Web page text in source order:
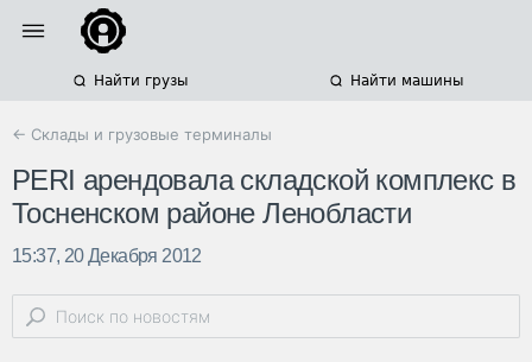
Найти грузы Найти машины
← Склады и грузовые терминалы
PERI арендовала складской комплекс в
Тосненском районе Ленобласти
15:37, 20 Декабря 2012